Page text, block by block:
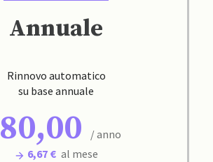
Annuale
Rinnovo automatico
su base annuale
80,00
/ anno
6,67 € al mese